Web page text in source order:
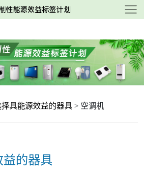
择具能源效益的器具 > 空调机
的器具